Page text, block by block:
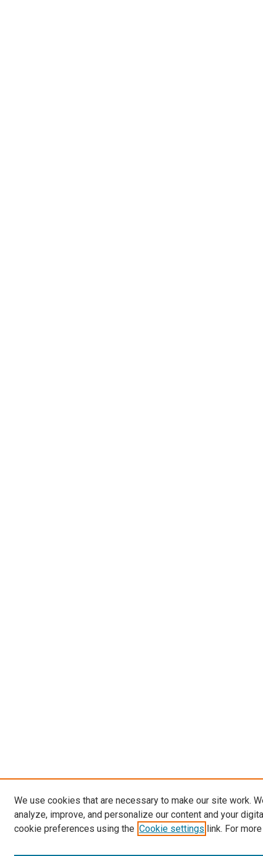
We use cookies that are necessary to make our site work.
analyze, improve, and personalize our content and your
cookie preferences using the Cookie settings link. For